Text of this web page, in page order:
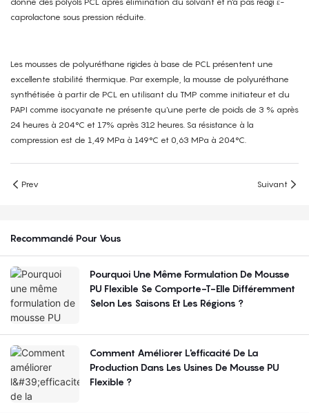
caprolactone sous pression réduite.
Les mousses de polyuréthane rigides à base de PCL présentent une
excellente stabilité thermique. Par exemple, la mousse de polyuréthane
synthétisée à partir de PCL en utilisant du TMP comme initiateur et du
PAPI comme isocyanate ne présente qu'une perte de poids de 3 % après
24 heures à 204°C et 17% après 312 heures. Sa résistance à la
compression est de 1,49 MPa à 149°C et 0,63 MPa à 204°C.
Prev Suivant
Recommandé Pour Vous
Pourquoi Une Même Formulation De Mousse
PU Flexible Se Comporte-T-Elle Différemment
Selon Les Saisons Et Les Régions ?
Comment Améliorer L'efficacité De La
Production Dans Les Usines De Mousse PU
Flexible ?